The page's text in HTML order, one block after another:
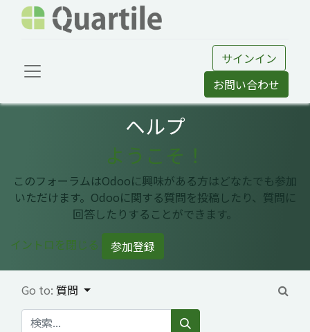
サインイン
お問い合わせ
ヘルプ
ようこそ！
このフォーラムはOdooに興味がある方はどなたでも参加
いただけます。Odooに関する質問を投稿したり、質問に
回答したりすることができます。
イントロを閉じる
参加登録
Go to: 質問